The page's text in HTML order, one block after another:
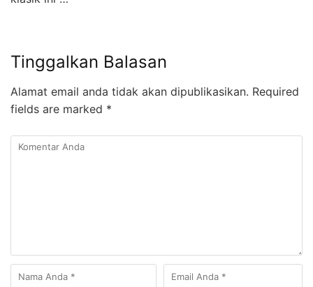
Tinggalkan Balasan
Alamat email anda tidak akan dipublikasikan. Required
fields are marked *